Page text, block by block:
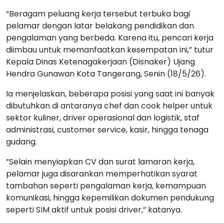
“Beragam peluang kerja tersebut terbuka bagi
pelamar dengan latar belakang pendidikan dan
pengalaman yang berbeda. Karena itu, pencari kerja
diimbau untuk memanfaatkan kesempatan ini,” tutur
Kepala Dinas Ketenagakerjaan (Disnaker) Ujang
Hendra Gunawan Kota Tangerang, Senin (18/5/26).
Ia menjelaskan, beberapa posisi yang saat ini banyak
dibutuhkan di antaranya chef dan cook helper untuk
sektor kuliner, driver operasional dan logistik, staf
administrasi, customer service, kasir, hingga tenaga
gudang.
”Selain menyiapkan CV dan surat lamaran kerja,
pelamar juga disarankan memperhatikan syarat
tambahan seperti pengalaman kerja, kemampuan
komunikasi, hingga kepemilikan dokumen pendukung
seperti SIM aktif untuk posisi driver,” katanya.